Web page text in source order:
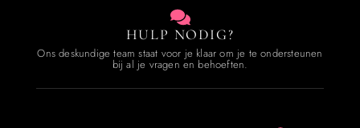
HULP NODIG?
Ons deskundige team staat voor je klaar om je te ondersteunen
bij al je vragen en behoeften.